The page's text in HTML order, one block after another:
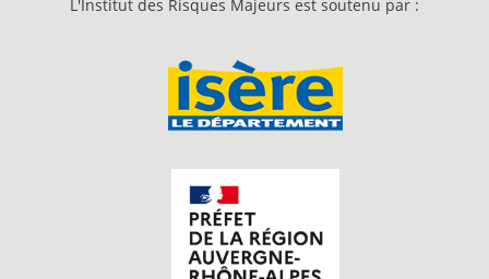
L'Institut des Risques Majeurs est soutenu par :